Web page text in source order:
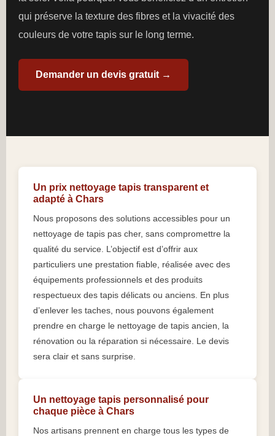
qui préserve la texture des fibres et la vivacité des
couleurs de votre tapis sur le long terme.
Demander un devis gratuit →
Un prix nettoyage tapis transparent et
adapté à Chars
Nous proposons des solutions accessibles pour un
nettoyage de tapis pas cher, sans compromettre la
qualité du service. L’objectif est d’offrir aux
particuliers une prestation fiable, réalisée avec des
équipements professionnels et des produits
respectueux des tapis délicats ou anciens. En plus
d’enlever les taches, nous pouvons également
prendre en charge le nettoyage de tapis ancien, la
rénovation ou la réparation si nécessaire. Le devis
sera clair et sans surprise.
Un nettoyage tapis personnalisé pour
chaque pièce à Chars
Nos artisans prennent en charge tous les types de